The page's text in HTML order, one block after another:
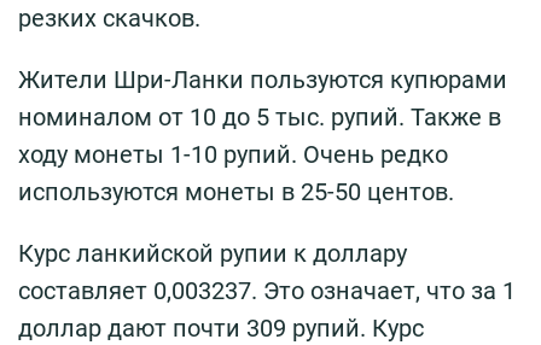
резких скачков.
Жители Шри-Ланки пользуются купюрами
номиналом от 10 до 5 тыс. рупий. Также в
ходу монеты 1-10 рупий. Очень редко
используются монеты в 25-50 центов.
Курс ланкийской рупии к доллару
составляет 0,003237. Это означает, что за 1
доллар дают почти 309 рупий. Курс